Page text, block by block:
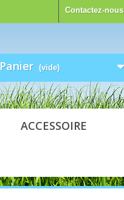
Contactez-nous
Panier (vide)
ACCESSOIRE